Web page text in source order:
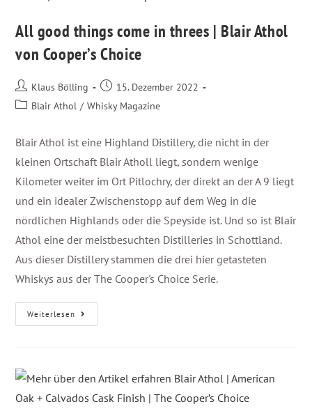
All good things come in threes | Blair Athol
von Cooper’s Choice
Klaus Bölling
15. Dezember 2022
Blair Athol / Whisky Magazine
Blair Athol ist eine Highland Distillery, die nicht in der
kleinen Ortschaft Blair Atholl liegt, sondern wenige
Kilometer weiter im Ort Pitlochry, der direkt an der A 9 liegt
und ein idealer Zwischenstopp auf dem Weg in die
nördlichen Highlands oder die Speyside ist. Und so ist Blair
Athol eine der meistbesuchten Distilleries in Schottland.
Aus dieser Distillery stammen die drei hier getasteten
Whiskys aus der The Cooper's Choice Serie.
Weiterlesen